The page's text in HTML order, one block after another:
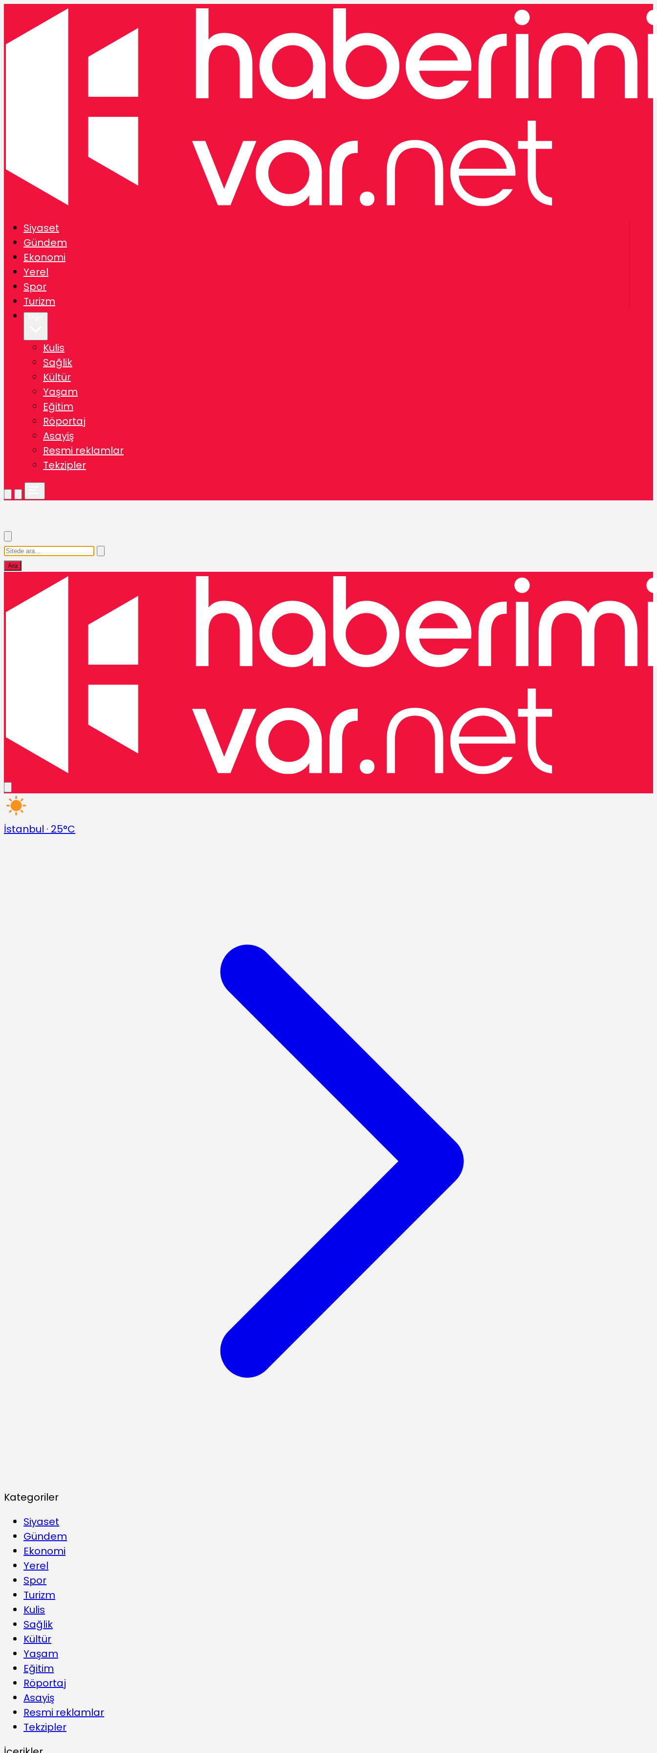
Siyaset
Gündem
Ekonomi
Yerel
Spor
Turizm
Kulis
Sağlik
Kültür
Yaşam
Eğitim
Röportaj
Asayiş
Resmi reklamlar
Tekzipler
Ara
İstanbul · 25°C
Kategoriler
Siyaset
Gündem
Ekonomi
Yerel
Spor
Turizm
Kulis
Sağlik
Kültür
Yaşam
Eğitim
Röportaj
Asayiş
Resmi reklamlar
Tekzipler